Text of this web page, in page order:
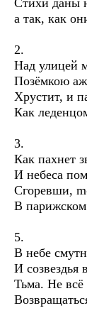
Стихи даны
а так, как
2.
Над улицей
Позёмкою
Хрустит, и
Как
3.
Как пахнет
И небеса
Сгоревши,
В
5.
В небе
И созвездья
Тьма. Не всё